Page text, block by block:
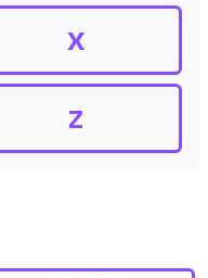
X
Z